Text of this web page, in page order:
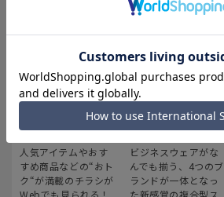
最新のお買い得情報
人気アイテムやおす
すめ商品などの“おト
ク“が満載のチラシが
Webでも見られる！
スーツスクエア
ビジネスウェアがな
んでも揃う、4つのブ
ランドが一体となっ
た新感覚の複合型ス